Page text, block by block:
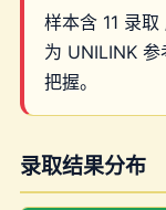
样本含 11 录
为 UNILINK
把握。
录取结果分布